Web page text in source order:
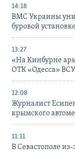
14:18
ВМС Украины
буровой
13:27
«На Кинбурне
ОТК «Одесса»
12:08
Журналист
крымского
11:11
В Севастополе